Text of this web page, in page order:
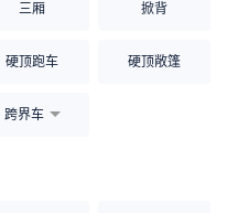
三厢 掀背
硬顶跑车 硬顶敞篷
跨界车